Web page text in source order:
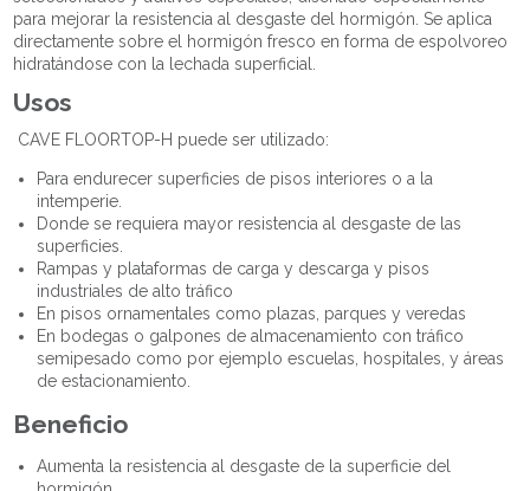
para mejorar la resistencia al desgaste del hormigón. Se aplica
directamente sobre el hormigón fresco en forma de espolvoreo
hidratándose con la lechada superficial.
Usos
CAVE FLOORTOP-H puede ser utilizado:
Para endurecer superficies de pisos interiores o a la
intemperie.
Donde se requiera mayor resistencia al desgaste de las
superficies.
Rampas y plataformas de carga y descarga y pisos
industriales de alto tráfico
En pisos ornamentales como plazas, parques y veredas
En bodegas o galpones de almacenamiento con tráfico
semipesado como por ejemplo escuelas, hospitales, y áreas
de estacionamiento.
Beneficio
Aumenta la resistencia al desgaste de la superficie del